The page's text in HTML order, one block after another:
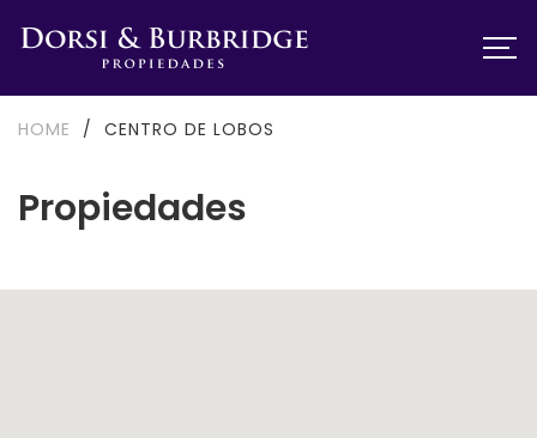
Propiedades
HOME / CENTRO DE LOBOS